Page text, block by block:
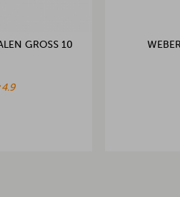
GROSS 10 S
4.9